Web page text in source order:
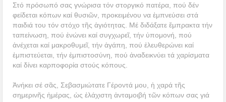
Στό πρόσωπό σας γνώρισα τόν στοργικό πατέρα, πού δέν
φείδεται κόπων καί θυσιῶν, προκειμένου να ἐμπνεύσει στά
παιδιά του τόν στόχο τῆς ἁγιότητας. Μέ διδάξατε ἔμπρακτα τήν
ταπείνωση, πού ἑνώνει καί συγχωρεῖ, τήν ὑπομονή, πού
ἀνέχεται καί μακροθυμεῖ, τήν ἀγάπη, πού ἐλευθερώνει καί
ἐμπιστεύεται, τήν ἐμπιστοσύνη, πού ἀναδεικνύει τά χαρίσματα
καί δίνει καρποφορία στούς κόπους.
Ἀνήκει σέ σᾶς, Σεβασμιώτατε Γέροντά μου, ἡ χαρά τῆς
σημερινῆς ἡμέρας, ὡς ἐλάχιστη ἀνταμοιβή τῶν κόπων σας γιά